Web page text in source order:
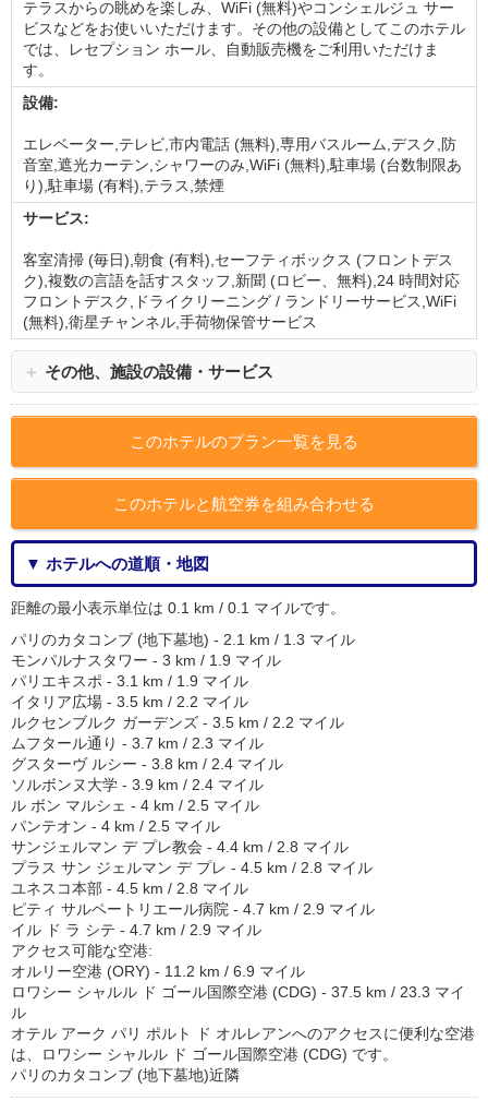
テラスからの眺めを楽しみ、WiFi (無料)やコンシェルジュ サー
ビスなどをお使いいただけます。その他の設備としてこのホテル
では、レセプション ホール、自動販売機をご利用いただけま
す。
設備:
エレベーター,テレビ,市内電話 (無料),専用バスルーム,デスク,防
音室,遮光カーテン,シャワーのみ,WiFi (無料),駐車場 (台数制限あ
り),駐車場 (有料),テラス,禁煙
サービス:
客室清掃 (毎日),朝食 (有料),セーフティボックス (フロントデス
ク),複数の言語を話すスタッフ,新聞 (ロビー、無料),24 時間対応
フロントデスク,ドライクリーニング / ランドリーサービス,WiFi
(無料),衛星チャンネル,手荷物保管サービス
＋ その他、施設の設備・サービス
このホテルのプラン一覧を見る
このホテルと航空券を組み合わせる
▼ ホテルへの道順・地図
距離の最小表示単位は 0.1 km / 0.1 マイルです。
パリのカタコンブ (地下墓地) - 2.1 km / 1.3 マイル
モンパルナスタワー - 3 km / 1.9 マイル
パリエキスポ - 3.1 km / 1.9 マイル
イタリア広場 - 3.5 km / 2.2 マイル
ルクセンブルク ガーデンズ - 3.5 km / 2.2 マイル
ムフタール通り - 3.7 km / 2.3 マイル
グスターヴ ルシー - 3.8 km / 2.4 マイル
ソルボンヌ大学 - 3.9 km / 2.4 マイル
ル ボン マルシェ - 4 km / 2.5 マイル
パンテオン - 4 km / 2.5 マイル
サンジェルマン デ プレ教会 - 4.4 km / 2.8 マイル
プラス サン ジェルマン デ プレ - 4.5 km / 2.8 マイル
ユネスコ本部 - 4.5 km / 2.8 マイル
ピティ サルペートリエール病院 - 4.7 km / 2.9 マイル
イル ド ラ シテ - 4.7 km / 2.9 マイル
アクセス可能な空港:
オルリー空港 (ORY) - 11.2 km / 6.9 マイル
ロワシー シャルル ド ゴール国際空港 (CDG) - 37.5 km / 23.3 マイ
ル
オテル アーク パリ ポルト ド オルレアンへのアクセスに便利な空港
は、ロワシー シャルル ド ゴール国際空港 (CDG) です。
パリのカタコンブ (地下墓地)近隣